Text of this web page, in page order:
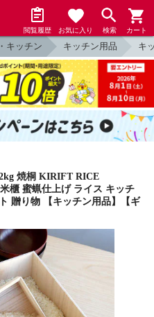
閲覧履歴 お気に入り 検索 カート
キッチン キッチン用品 キ
焼桐 KIRIFT RICE
櫃 蜜蝋仕上げ ライス キッチ
贈り物 【キッチン用品】【ギ